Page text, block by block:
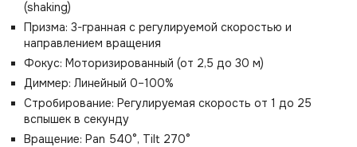
(shaking)
Призма: 3-гранная с регулируемой скоростью и
направлением вращения
Фокус: Моторизированный (от 2,5 до 30 м)
Диммер: Линейный 0–100%
Стробирование: Регулируемая скорость от 1 до 25
вспышек в секунду
Вращение: Pan 540°, Tilt 270°